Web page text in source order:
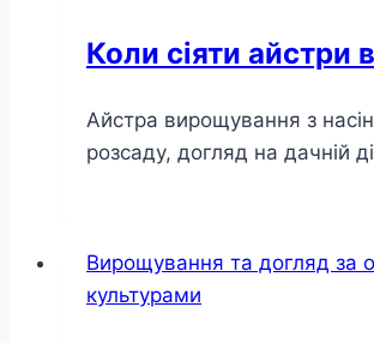
Коли сіяти айстри
Айстра вирощування з
розсаду, догляд на дачній
Вирощування та догляд за
культурами